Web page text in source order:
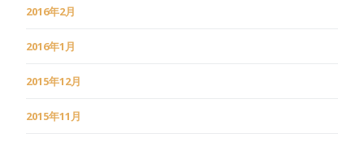
2016年2月
2016年1月
2015年12月
2015年11月